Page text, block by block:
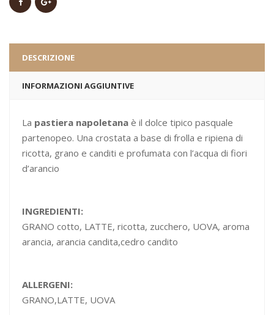
DESCRIZIONE
INFORMAZIONI AGGIUNTIVE
La pastiera napoletana è il dolce tipico pasquale
partenopeo. Una crostata a base di frolla e ripiena di
ricotta, grano e canditi e profumata con l’acqua di fiori
d’arancio
INGREDIENTI:
GRANO cotto, LATTE, ricotta, zucchero, UOVA, aroma
arancia, arancia candita,cedro candito
ALLERGENI:
GRANO,LATTE, UOVA